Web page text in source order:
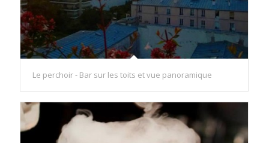
Le perchoir - Bar sur les toits et vue panoramique